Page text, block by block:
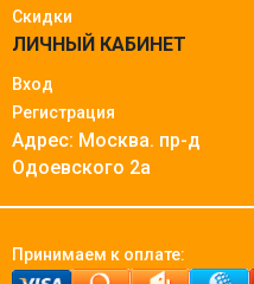
Скидки
ЛИЧНЫЙ КАБИНЕТ
Вход
Регистрация
Адрес: Москва. пр-д
Одоевского 2а
Принимаем к оплате: